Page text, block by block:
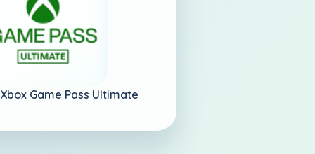
Xbox Game Pass Ultimate